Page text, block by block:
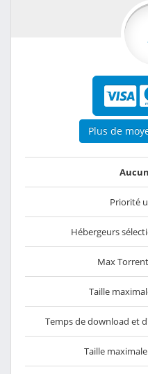
Plus de
Priorité
Hébergeurs
Max
Taille
Temps de download et
Taille